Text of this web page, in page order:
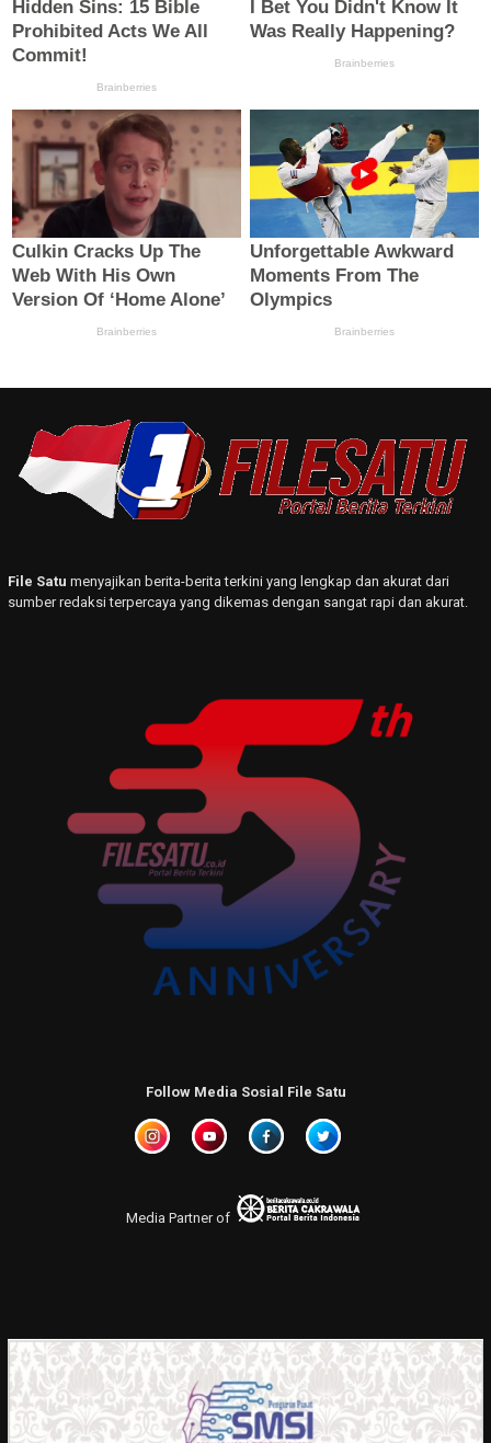
File Satu menyajikan berita-berita terkini yang lengkap dan akurat dari
sumber redaksi terpercaya yang dikemas dengan sangat rapi dan akurat.
Follow Media Sosial File Satu
Media Partner of